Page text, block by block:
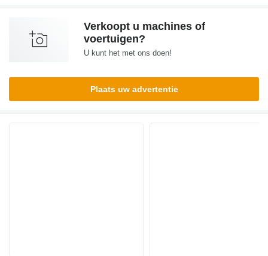
Verkoopt u machines of
voertuigen?
U kunt het met ons doen!
Plaats uw advertentie